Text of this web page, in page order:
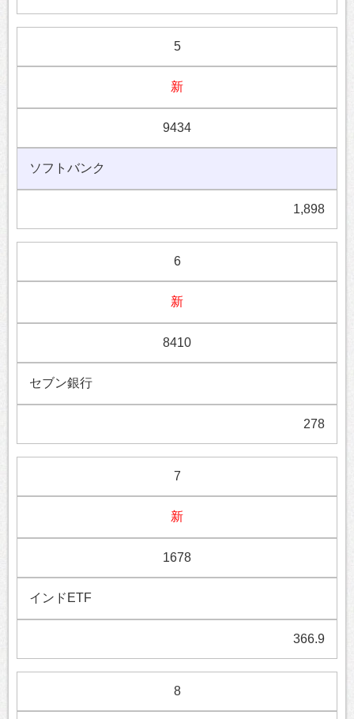
5
新
9434
ソフトバンク
1,898
6
新
8410
セブン銀行
278
7
新
1678
インドETF
366.9
8